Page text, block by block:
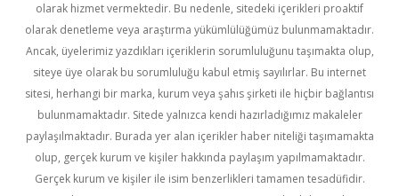
olarak hizmet vermektedir. Bu nedenle, sitedeki içerikleri proaktif
olarak denetleme veya araştırma yükümlülüğümüz bulunmamaktadır.
Ancak, üyelerimiz yazdıkları içeriklerin sorumluluğunu taşımakta olup,
siteye üye olarak bu sorumluluğu kabul etmiş sayılırlar. Bu internet
sitesi, herhangi bir marka, kurum veya şahıs şirketi ile hiçbir bağlantısı
bulunmamaktadır. Sitede yalnızca kendi hazırladığımız makaleler
paylaşılmaktadır. Burada yer alan içerikler haber niteliği taşımamakta
olup, gerçek kurum ve kişiler hakkında paylaşım yapılmamaktadır.
Gerçek kurum ve kişiler ile isim benzerlikleri tamamen tesadüfidir.